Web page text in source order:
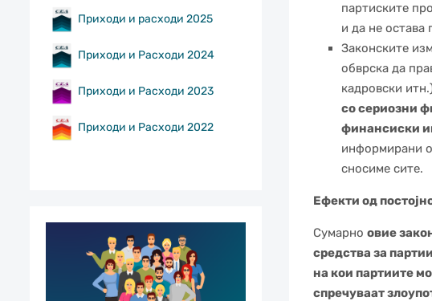
Приходи и расходи 2025
Приходи и Расходи 2024
Приходи и Расходи 2023
Приходи и Расходи 2022
партиските
и да не остава
Законските
обврска да
кадровски
со сериозни
финансиски
информирани
сносиме сите.
Ефекти од
Сумарно овие
средства за
на кои партиите
спречуваат